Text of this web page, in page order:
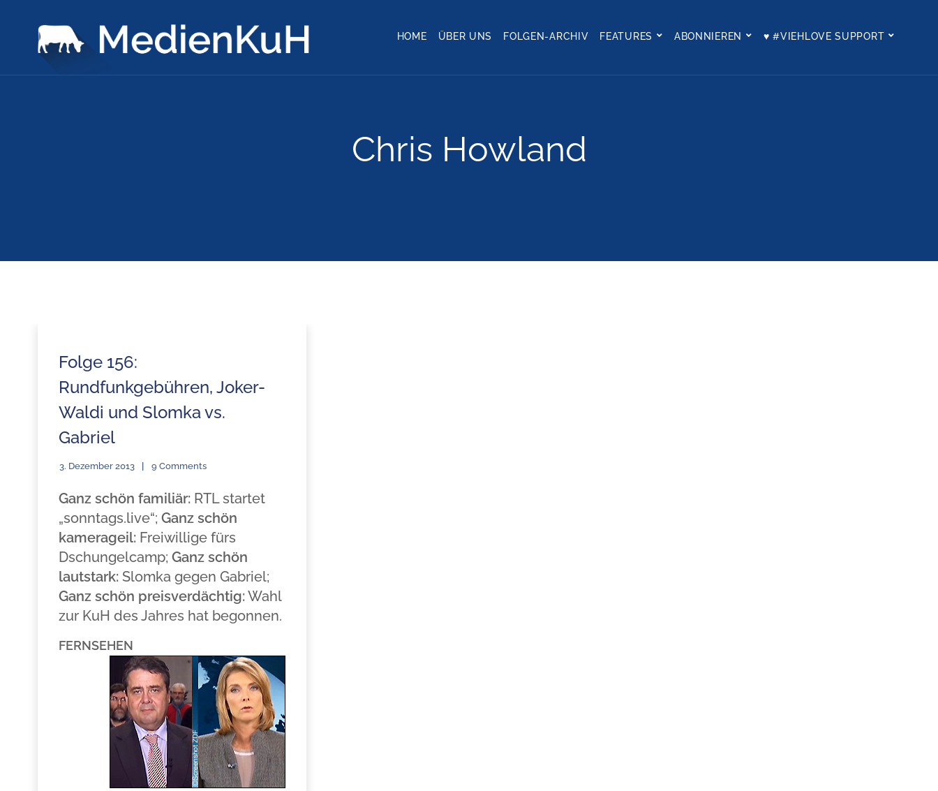
HOME ÜBER UNS FOLGEN-ARCHIV FEATURES ABONNIEREN ♥ #VIEHLOVE SUPPORT
Chris Howland
Folge 156:
Rundfunkgebühren, Joker-
Waldi und Slomka vs.
Gabriel
3. Dezember 2013 9 Comments
Ganz schön familiär: RTL startet
„sonntags.live“; Ganz schön
kamerageil: Freiwillige fürs
Dschungelcamp; Ganz schön
lautstark: Slomka gegen Gabriel;
Ganz schön preisverdächtig: Wahl
zur KuH des Jahres hat begonnen.
FERNSEHEN